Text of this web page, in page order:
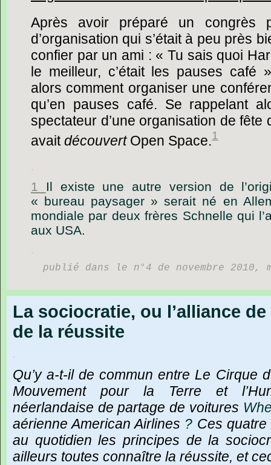
Après
avoir préparé un congrès
d’organisation qui s’était à peu près
confier par un ami : « Tu sais quoi
le meilleur, c’était les pauses café
alors comment organiser une
qu’en pauses café. Se rappelant
spectateur d’une organisation de fête
avait découvert Open Space.1
.
1 Il existe une autre version de
« bureau paysager » serait né en
mondiale par deux frères Schnelle qui
aux USA.
.
publié dans le n°4 de novembre
La sociocratie, ou l’alliance
de la réussite
.
Qu’y a-t-il de commun entre Le Cirque
Mouvement
pour la Terre et l’
néerlandaise de partage de voitures
aérienne American Airlines ? Ces quatre
au quotidien les principes de la
ailleurs toutes connaître la réussite, et